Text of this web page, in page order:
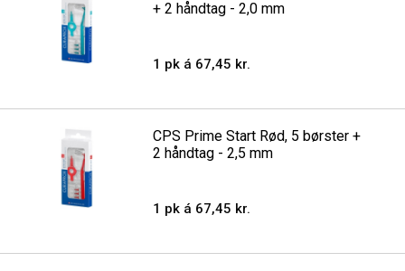
+ 2 håndtag - 2,0 mm
1 pk á 67,45 kr.
CPS Prime Start Rød, 5 børster +
2 håndtag - 2,5 mm
1 pk á 67,45 kr.